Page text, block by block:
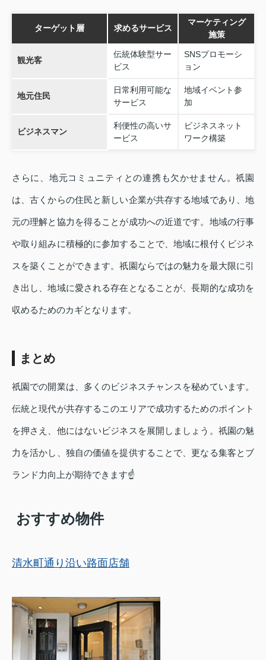
ターゲット層 求めるサービス
マーケティング
施策
観光客
伝統体験型サー
ビス
SNSプロモーシ
ョン
地元住民
日常利用可能な
サービス
地域イベント参
加
ビジネスマン
利便性の高いサ
ービス
ビジネスネット
ワーク構築
さらに、地元コミュニティとの連携も欠かせません。祇園
は、古くからの住民と新しい企業が共存する地域であり、地
元の理解と協力を得ることが成功への近道です。地域の行事
や取り組みに積極的に参加することで、地域に根付くビジネ
スを築くことができます。祇園ならではの魅力を最大限に引
き出し、地域に愛される存在となることが、長期的な成功を
収めるためのカギとなります。
まとめ
祇園での開業は、多くのビジネスチャンスを秘めています。
伝統と現代が共存するこのエリアで成功するためのポイント
を押さえ、他にはないビジネスを展開しましょう。祇園の魅
力を活かし、独自の価値を提供することで、更なる集客とブ
ランド力向上が期待できます☝
おすすめ物件
清水町通り沿い路面店舗